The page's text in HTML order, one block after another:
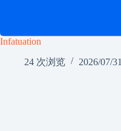
Infatuation
24 次浏览
2026/07/31